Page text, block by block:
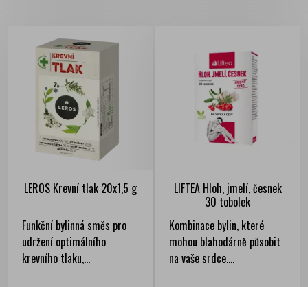
LEROS Krevní tlak 20x1,5 g
Funkční bylinná směs pro
udržení optimálního
krevního tlaku,...
LIFTEA Hloh, jmelí, česnek
30 tobolek
Kombinace bylin, které
mohou blahodárně působit
na vaše srdce....